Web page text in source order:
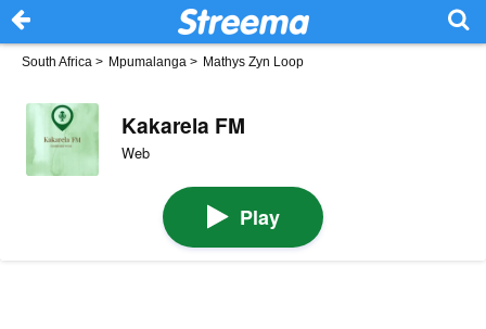
South Africa > Mpumalanga > Mathys Zyn Loop
Kakarela FM
Web
Play